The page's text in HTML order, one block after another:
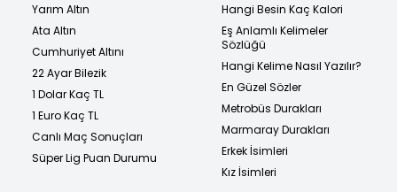
Yarım Altın
Ata Altın
Cumhuriyet Altını
22 Ayar Bilezik
1 Dolar Kaç TL
1 Euro Kaç TL
Canlı Maç Sonuçları
Süper Lig Puan Durumu
Hangi Besin Kaç Kalori
Eş Anlamlı Kelimeler
Sözlüğü
Hangi Kelime Nasıl Yazılır?
En Güzel Sözler
Metrobüs Durakları
Marmaray Durakları
Erkek İsimleri
Kız İsimleri